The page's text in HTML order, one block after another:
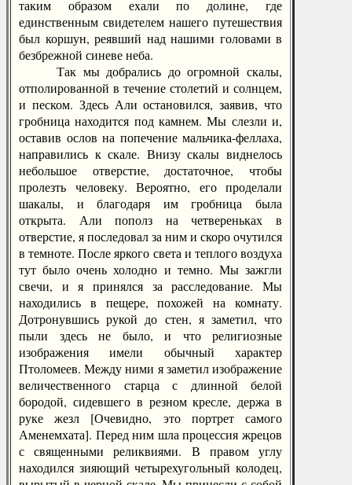
таким образом ехали по долине, где
единственным свидетелем нашего путешествия
был коршун, реявший над нашими головами в
безбрежной синеве неба.
Так мы добрались до огромной скалы,
отполированной в течение столетий и солнцем,
и песком. Здесь Али остановился, заявив, что
гробница находится под камнем. Мы слезли и,
оставив ослов на попечение мальчика-феллаха,
направились к скале. Внизу скалы виднелось
небольшое отверстие, достаточное, чтобы
пролезть человеку. Вероятно, его проделали
шакалы, и благодаря им гробница была
открыта. Али пополз на четвереньках в
отверстие, я последовал за ним и скоро очутился
в темноте. После яркого света и теплого воздуха
тут было очень холодно и темно. Мы зажгли
свечи, и я принялся за расследование. Мы
находились в пещере, похожей на комнату.
Дотронувшись рукой до стен, я заметил, что
пыли здесь не было, и что религиозные
изображения имели обычный характер
Птоломеев. Между ними я заметил изображение
величественного старца с длинной белой
бородой, сидевшего в резном кресле, держа в
руке жезл [Очевидно, это портрет самого
Аменемхата]. Перед ним шла процессия жрецов
с священными реликвиями. В правом углу
находился зияющий четырехугольный колодец,